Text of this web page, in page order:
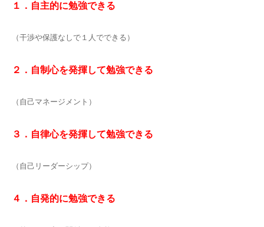
１．自主的に勉強できる
（干渉や保護なしで１人でできる）
２．自制心を発揮して勉強できる
（自己マネージメント）
３．自律心を発揮して勉強できる
（自己リーダーシップ）
４．自発的に勉強できる